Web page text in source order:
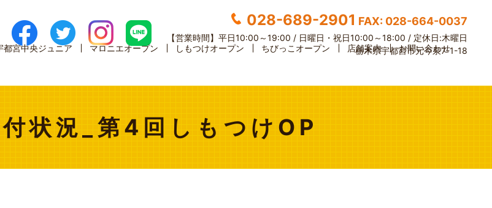
028-689-2901 FAX: 028-664-0037
【営業時間】 平日10:00～19:00 / 日曜日・祝日10:00～18:00 / 定休日:木曜日
栃木県宇都宮市元今泉7-1-18
都宮中央ジュニア マロニエオープン しもつけオープン ちびっこオープン 店舗案内 お問い合わせ
状況_第4回しもつけOP